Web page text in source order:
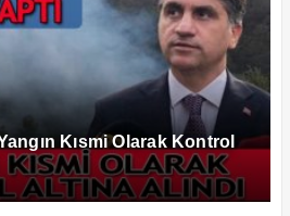
Kısmi Olarak Kontrol